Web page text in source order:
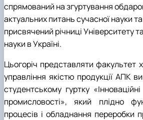
спрямований на згуртування
актуальних питань сучасної науки
присвячений річниці Університету
науки в Україні.
Цьогоріч представляти факультет
управління якістю продукції АПК
студентському гуртку
промисловості», який плідно
процесів і обладнання переробки